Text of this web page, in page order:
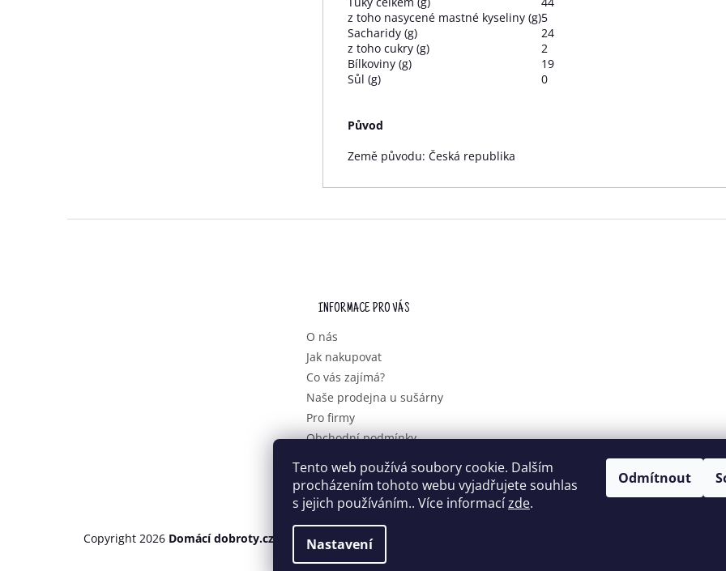
Tento web používá soubory cookie. Dalším
procházením tohoto webu vyjadřujete souhlas
s jejich používáním.. Více informacízde.
Nastavení
Odmítnout
z toho nasycené mastné kyseliny (g)5
Sacharidy (g)
24
z toho cukry (g)
2
Bílkoviny (g)
19
Sůl (g)
0
Původ
Země původu: Česká republika
INFORMACE PRO VÁS
O nás
Jak nakupovat
Co vás zajímá?
Naše prodejna u sušárny
Pro firmy
Obchodní podmínky
osobních údajů
Copyright 2026 Domácí dobroty.cz . Všechna práva vyhrazena.